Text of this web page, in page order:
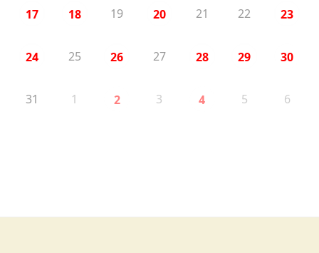
17 18 19 20 21 22 23
24 25 26 27 28 29 30
31 1 2 3 4 5 6